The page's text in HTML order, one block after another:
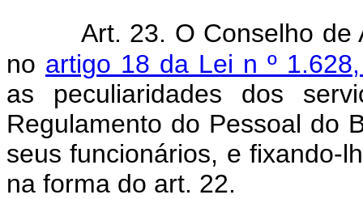
Art. 23. O Conselho de
no artigo 18 da Lei n º
as peculiaridades dos
Regulamento do Pessoal do
seus funcionários, e fixando-
na forma do art. 22.